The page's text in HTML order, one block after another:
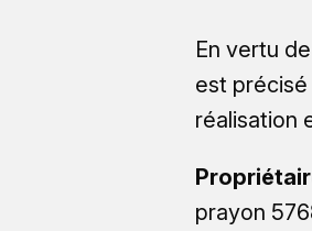
En vertu
est
réalisation
prayon